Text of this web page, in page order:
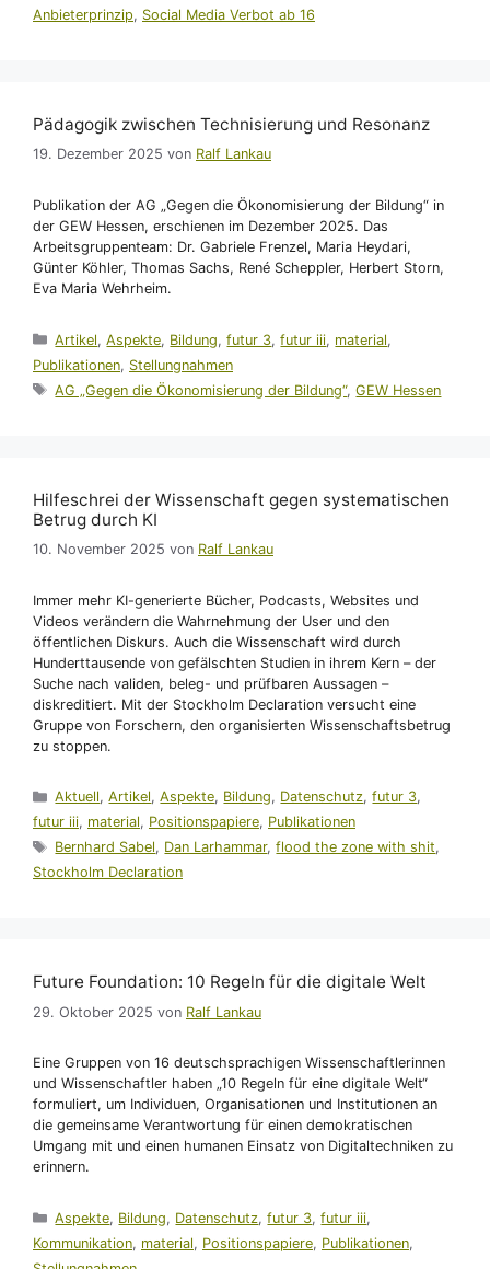
Anbieterprinzip, Social Media Verbot ab 16
Pädagogik zwischen Technisierung und Resonanz
19. Dezember 2025 von Ralf Lankau
Publikation der AG „Gegen die Ökonomisierung der Bildung“ in
der GEW Hessen, erschienen im Dezember 2025. Das
Arbeitsgruppenteam: Dr. Gabriele Frenzel, Maria Heydari,
Günter Köhler, Thomas Sachs, René Scheppler, Herbert Storn,
Eva Maria Wehrheim.
Kategorien
Artikel,Aspekte, Bildung,futur 3,futur iii, material,
Publikationen, Stellungnahmen
Schlagwörter
AG „Gegen die Ökonomisierung der Bildung“,GEW Hessen
Hilfeschrei der Wissenschaft gegen systematischen
Betrug durch KI
10. November 2025 von Ralf Lankau
Immer mehr KI-generierte Bücher, Podcasts, Websites und
Videos verändern die Wahrnehmung der User und den
öffentlichen Diskurs. Auch die Wissenschaft wird durch
Hunderttausende von gefälschten Studien in ihrem Kern – der
Suche nach validen, beleg- und prüfbaren Aussagen –
diskreditiert. Mit der Stockholm Declaration versucht eine
Gruppe von Forschern, den organisierten Wissenschaftsbetrug
zu stoppen.
Kategorien
Aktuell,Artikel,Aspekte, Bildung, Datenschutz,futur 3,
futur iii, material, Positionspapiere, Publikationen
Schlagwörter
Bernhard Sabel, Dan Larhammar,flood the zone with shit,
Stockholm Declaration
Future Foundation: 10 Regeln für die digitale Welt
29. Oktober 2025 von Ralf Lankau
Eine Gruppen von 16 deutschsprachigen Wissenschaftlerinnen
und Wissenschaftler haben „10 Regeln für eine digitale Welt“
formuliert, um Individuen, Organisationen und Institutionen an
die gemeinsame Verantwortung für einen demokratischen
Umgang mit und einen humanen Einsatz von Digitaltechniken zu
erinnern.
Kategorien
Aspekte, Bildung, Datenschutz,futur 3,futur iii,
Kommunikation, material, Positionspapiere, Publikationen,